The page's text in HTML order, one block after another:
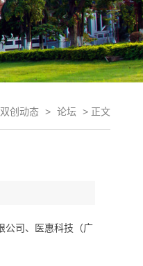
双创动态 > 论坛 > 正文
公司、医惠科技（广